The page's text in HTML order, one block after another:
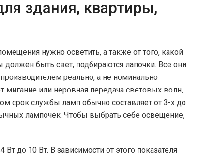
здания, квартиры,
нужно осветить, а также от того, какой
должен быть свет, подбираются лапочки. Все они
реально, а не номинально
мигание или неровная передача световых волн,
срок службы ламп обычно составляет от 3-х до
лампочек. Чтобы выбрать себе освещение,
до 10 Вт. В зависимости от этого показателя